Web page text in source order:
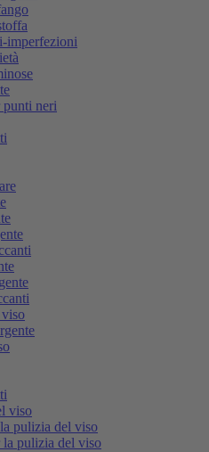
imperfezioni
punti neri
viso
pulizia del viso
la pulizia del viso